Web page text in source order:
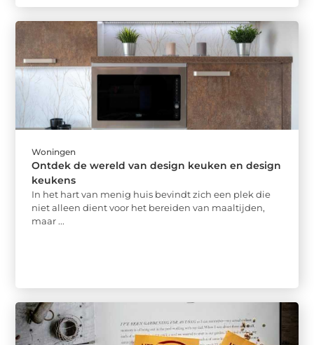
Woningen
Ontdek de wereld van design keuken en design
keukens
In het hart van menig huis bevindt zich een plek die
niet alleen dient voor het bereiden van maaltijden,
maar ...